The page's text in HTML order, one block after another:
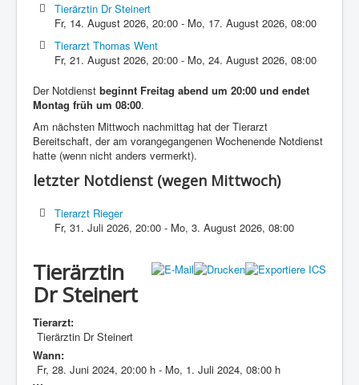
Tierärztin Dr Steinert
Fr, 14. August 2026,20:00 - Mo, 17. August 2026,08:00
Tierarzt Thomas Went
Fr, 21. August 2026,20:00 - Mo, 24. August 2026,08:00
Der Notdienst beginnt Freitag abend um 20:00 und endet
Montag früh um 08:00.
Am nächsten Mittwoch nachmittag hat der Tierarzt
Bereitschaft, der am vorangegangenen Wochenende Notdienst
hatte (wenn nicht anders vermerkt).
letzter Notdienst (wegen Mittwoch)
Tierarzt Rieger
Fr, 31. Juli 2026,20:00 - Mo, 3. August 2026,08:00
Tierärztin
Dr Steinert
Tierarzt:
Tierärztin Dr Steinert
Wann:
Fr, 28. Juni 2024, 20:00 h - Mo, 1. Juli 2024, 08:00 h